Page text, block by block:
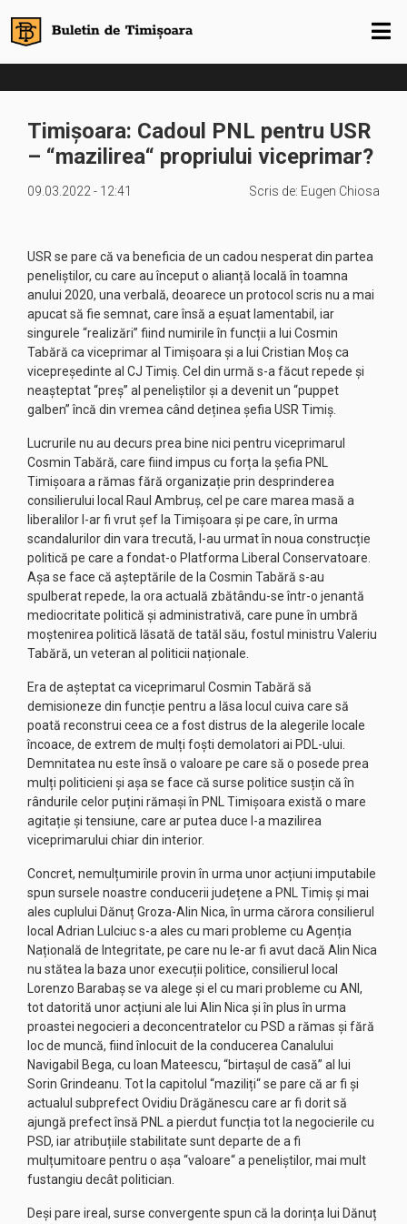
Timișoara: Cadoul PNL pentru USR
– “mazilirea“ propriului viceprimar?
09.03.2022 - 12:41 Scris de: Eugen Chiosa
USR se pare că va beneficia de un cadou nesperat din partea
peneliștilor, cu care au început o alianță locală în toamna
anului 2020, una verbală, deoarece un protocol scris nu a mai
apucat să fie semnat, care însă a eșuat lamentabil, iar
singurele “realizări” fiind numirile în funcții a lui Cosmin
Tabără ca viceprimar al Timișoara și a lui Cristian Moș ca
vicepreședinte al CJ Timiș. Cel din urmă s-a făcut repede și
neașteptat “preș” al peneliștilor și a devenit un “puppet
galben” încă din vremea când deținea șefia USR Timiș.
Lucrurile nu au decurs prea bine nici pentru viceprimarul
Cosmin Tabără, care fiind impus cu forța la șefia PNL
Timișoara a rămas fără organizație prin desprinderea
consilierului local Raul Ambruș, cel pe care marea masă a
liberalilor l-ar fi vrut șef la Timișoara și pe care, în urma
scandalurilor din vara trecută, l-au urmat în noua construcție
politică pe care a fondat-o Platforma Liberal Conservatoare.
Așa se face că așteptările de la Cosmin Tabără s-au
spulberat repede, la ora actuală zbătându-se într-o jenantă
mediocritate politică și administrativă, care pune în umbră
moștenirea politică lăsată de tatăl său, fostul ministru Valeriu
Tabără, un veteran al politicii naționale.
Era de așteptat ca viceprimarul Cosmin Tabără să
demisioneze din funcție pentru a lăsa locul cuiva care să
poată reconstrui ceea ce a fost distrus de la alegerile locale
încoace, de extrem de mulți foști demolatori ai PDL-ului.
Demnitatea nu este însă o valoare pe care să o posede prea
mulți politicieni și așa se face că surse politice susțin că în
rândurile celor puțini rămași în PNL Timișoara există o mare
agitație și tensiune, care ar putea duce l-a mazilirea
viceprimarului chiar din interior.
Concret, nemulțumirile provin în urma unor acțiuni imputabile
spun sursele noastre conducerii județene a PNL Timiș și mai
ales cuplului Dănuț Groza-Alin Nica, în urma cărora consilierul
local Adrian Lulciuc s-a ales cu mari probleme cu Agenția
Națională de Integritate, pe care nu le-ar fi avut dacă Alin Nica
nu stătea la baza unor execuții politice, consilierul local
Lorenzo Barabaș se va alege și el cu mari probleme cu ANI,
tot datorită unor acțiuni ale lui Alin Nica și în plus în urma
proastei negocieri a deconcentratelor cu PSD a rămas și fără
loc de muncă, fiind înlocuit de la conducerea Canalului
Navigabil Bega, cu Ioan Mateescu, “birtașul de casă” al lui
Sorin Grindeanu. Tot la capitolul “maziliți“ se pare că ar fi și
actualul subprefect Ovidiu Drăgănescu care ar fi dorit să
ajungă prefect însă PNL a pierdut funcția tot la negocierile cu
PSD, iar atribuțiile stabilitate sunt departe de a fi
mulțumitoare pentru o așa “valoare“ a peneliștilor, mai mult
fustangiu decât politician.
Deși pare ireal, surse convergente spun că la dorința lui Dănuț